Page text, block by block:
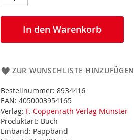
In den Warenkorb
ZUR WUNSCHLISTE HINZUFÜGEN
Bestellnummer: 8934416
EAN: 4050003954165
Verlag: F. Coppenrath Verlag Münster
Produktart: Buch
Einband: Pappband